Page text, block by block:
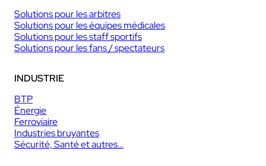
Solutions pour les arbitres
Solutions pour les équipes médicales
Solutions pour les staff sportifs
Solutions pour les fans / spectateurs
INDUSTRIE
BTP
Énergie
Ferroviaire
Industries bruyantes
Sécurité, Santé et autres…